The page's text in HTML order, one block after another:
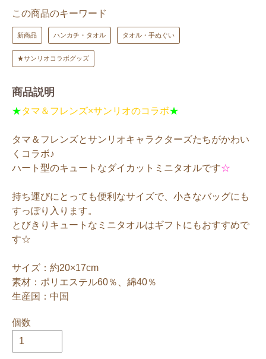
この商品のキーワード
新商品 ハンカチ・タオル タオル・手ぬぐい
★サンリオコラボグッズ
商品説明
★タマ＆フレンズ×サンリオのコラボ★
タマ＆フレンズとサンリオキャラクターズたちがかわい
くコラボ♪
ハート型のキュートなダイカットミニタオルです☆
持ち運びにとっても便利なサイズで、小さなバッグにも
すっぽり入ります。
とびきりキュートなミニタオルはギフトにもおすすめで
す☆
サイズ：約20×17cm
素材：ポリエステル60％、綿40％
生産国：中国
個数